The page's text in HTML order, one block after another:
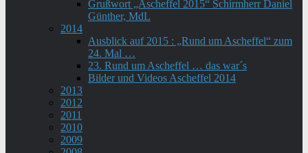
Grußwort „Ascheffel 2015“ Schirmherr Daniel
Günther, MdL
2014
Ausblick auf 2015 : „Rund um Ascheffel“ zum
24. Mal …
23. Rund um Ascheffel … das war´s
Bilder und Videos Ascheffel 2014
2013
2012
2011
2010
2009